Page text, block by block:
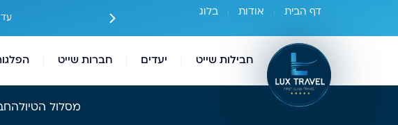
דף הבית אודות בלוג
זולים יותר מחברות השייט עצמן עד 5 תשלומים ללא ריבית על כל חבילות השייט באתר
חבילות שייט יעדים חברות שייט
מסלול הטיול